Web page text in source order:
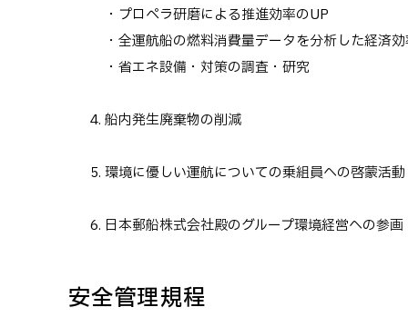
・プロペラ研磨による推進効率のUP
・全運航船の燃料消費量データを分析した経済
・省エネ設備・対策の調査・研究
船内発生廃棄物の削減
環境に優しい運航についての乗組員への啓蒙活動
日本郵船株式会社殿のグループ環境経営への参画
安全管理規程